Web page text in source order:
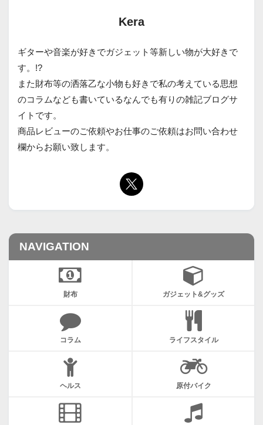
Kera
ギターや音楽が好きでガジェット等新しい物が大好きで
す。!?
また財布等の洒落乙な小物も好きで私の考えている思想
のコラムなども書いているなんでも有りの雑記ブログサ
イトです。
商品レビューのご依頼やお仕事のご依頼はお問い合わせ
欄からお願い致します。
NAVIGATION
財布 ガジェット&グッズ
コラム ライフスタイル
ヘルス 原付バイク